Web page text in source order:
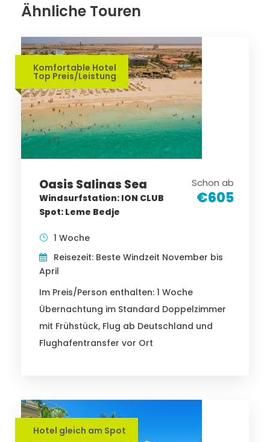
Ähnliche Touren
Komfortable Hotel
Top Preis/Leistung
Oasis Salinas Sea
Windsurfstation: ION CLUB
Spot: Leme Bedje
Schon ab
€605
1 Woche
Reisezeit: Beste Windzeit November bis
April
Im Preis/Person enthalten: 1 Woche
Übernachtung im Standard Doppelzimmer
mit Frühstück, Flug ab Deutschland und
Flughafentransfer vor Ort
Hotel gleich am Spot